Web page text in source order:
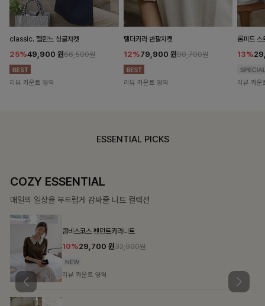
classic. 헬린느 싱글자켓
25%49,900 원66,500원
리뷰 카운트 영역
탤더카라 반팔자켓
12%79,900 원90,700원
리뷰 카운트 영역
롬피드 스
13%
리뷰 카운
ESSENTIAL PICKS
COZY ESSENTIAL
매일의 일상을 부드럽게 감싸줄 니트 컬렉션
콤비스코스 펜던트카라니트
10%29,700 원32,900원
리뷰 카운트 영역